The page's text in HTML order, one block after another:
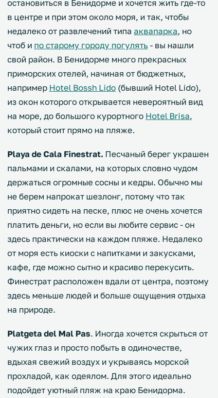
остановиться в Бенидорме и хочется жить где-то
в центре и при этом около моря, и так, чтобы
недалеко от развлечений типа аквапарка, но
чтоб и по старому городу погулять- вы нашли
свой район. В Бенидорме много прекрасных
приморских отелей, начиная от бюджетных,
например Hotel Bossh Lido (бывший Hotel Lido),
из окон которого открывается невероятный вид
на море, до большого курортного Hotel Brisa,
который стоит прямо на пляже.
Playa de Cala Finestrat. Песчаный берег украшен
пальмами и скалами, на которых словно чудом
держаться огромные сосны и кедры. Обычно мы
не берем напрокат шезлонг, потому что так
приятно сидеть на песке, плюс не очень хочется
платить деньги, но если вы любите сервис - он
здесь практически на каждом пляже. Недалеко
от моря есть киоски с напитками и закусками,
кафе, где можно сытно и красиво перекусить.
Финестрат расположен вдали от центра, поэтому
здесь меньше людей и больше ощущения отдыха
на природе.
Platgeta del Mal Pas. Иногда хочется скрыться от
чужих глаз и просто побыть в одиночестве,
вдыхая свежий воздух и укрываясь морской
прохладой, как одеялом. Для этого идеально
подойдет уютный пляж на краю Бенидорма.